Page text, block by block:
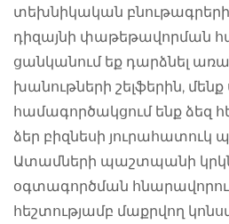
տեխնիկական
դիզայնի փաթեթավորման
ցանկանում եք դարձնել
խանութների շելֆերին,
համագործակցում ենք ձեզ
ձեր բիզնեսի յուրահատուկ
Ատամների պաշտպանի
օգտագործման
հեշտությամբ մաքրվող